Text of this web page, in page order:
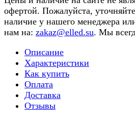
офертой. Пожалуйста,
наличие у нашего менеджера
нам на: zakaz@elled.su. Мы
Описание
Характеристики
Как купить
Оплата
Доставка
Отзывы